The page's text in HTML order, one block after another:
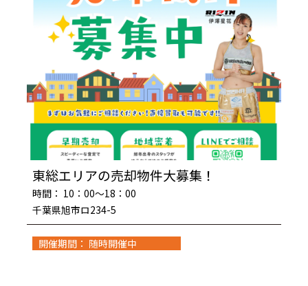
東総エリアの売却物件大募集！
時間： 10：00～18：00
千葉県旭市ロ234-5
開催期間： 随時開催中